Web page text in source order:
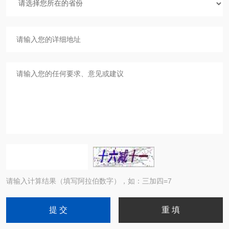
请输入计算结果（填写阿拉伯数字），如：三加四=7